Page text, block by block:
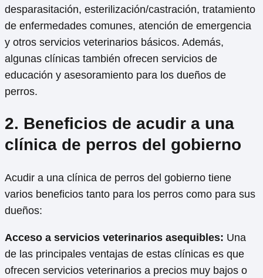
desparasitación, esterilización/castración, tratamiento
de enfermedades comunes, atención de emergencia
y otros servicios veterinarios básicos. Además,
algunas clínicas también ofrecen servicios de
educación y asesoramiento para los dueños de
perros.
2. Beneficios de acudir a una
clínica de perros del gobierno
Acudir a una clínica de perros del gobierno tiene
varios beneficios tanto para los perros como para sus
dueños:
Acceso a servicios veterinarios asequibles: Una
de las principales ventajas de estas clínicas es que
ofrecen servicios veterinarios a precios muy bajos o